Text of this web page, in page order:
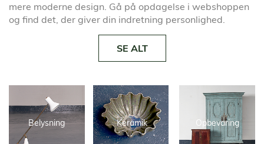
Belysning Keramik Opbevaring
mere moderne design. Gå på opdagelse i webshoppen
og find det, der giver din indretning personlighed.
SE ALT